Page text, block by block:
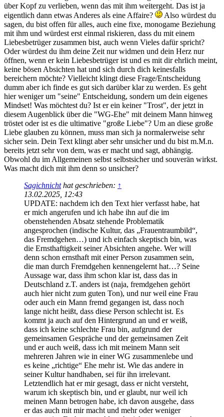
über Kopf zu verlieben, wenn das mit ihm weitergeht. Das ist ja
eigentlich dann etwas Anderes als eine Affaire?
Also würdest du
sagen, du bist offen für alles, auch eine fixe, monogame Beziehung
mit ihm und würdest erst einmal riskieren, dass du mit einem
Liebesbetrüger zusammen bist, auch wenn Vieles dafür spricht?
Oder würdest du ihm deine Zeit nur widmen und dein Herz nur
öffnen, wenn er kein Liebesbetrüger ist und es mit dir ehrlich meint,
keine bösen Absichten hat und sich durch dich keinesfalls
bereichern möchte? Vielleicht klingt diese Frage/Entscheidung
dumm aber ich finde es gut sich darüber klar zu werden. Es geht
hier weniger um "seine" Entscheidung, sondern um dein eigenes
Mindset! Was möchtest du? Ist er ein keiner "Trost", der jetzt in
diesem Augenblick über die "WG-Ehe" mit deinem Mann hinweg
tröstet oder ist es die ultimative "große Liebe"? Um an diese große
Liebe glauben zu können, muss man sich ja normalerweise sehr
sicher sein. Dein Text klingt aber sehr unsicher und du bist m.M.n.
bereits jetzt sehr von dem, was er macht und sagt, abhängig.
Obwohl du im Allgemeinen selbst selbstsicher und souverän wirkst.
Was macht dich mit ihm denn so unsicher?
Sagichnichthat geschrieben: ↑
13.02.2025, 12:43
UPDATE: nachdem ich den Text hier verfasst habe, hat
er mich angerufen und ich habe ihn auf die im
obenstehenden Absatz stehende Problematik
angesprochen (indische Kultur, das „Frauentraumbild“,
das Fremdgehen…) und ich einfach skeptisch bin, was
die Ernsthaftigkeit seiner Absichten angehe. Wer will
denn schon ernsthaft mit einer Person zusammen sein,
die man durch Fremdgehen kennengelernt hat…? Seine
Aussage war, dass ihm schon klar ist, dass das in
Deutschland z.T. anders ist (naja, fremdgehen gehört
auch hier nicht zum guten Ton), und nur weil eine Frau
oder auch ein Mann fremd gegangen ist, dass noch
lange nicht heißt, dass diese Person schlecht ist. Es
kommt ja auch auf den Hintergrund an und er weiß,
dass ich keine schlechte Frau bin, aufgrund der
gemeinsamen Gespräche und der gemeinsamen Zeit
und er auch weiß, dass ich mit meinem Mann seit
mehreren Jahren wie in einer WG zusammenlebe und
es keine „richtige“ Ehe mehr ist. Wie das andere in
seiner Kultur handhaben, sei für ihn irrelevant.
Letztendlich hat er mir gesagt, dass er nicht versteht,
warum ich skeptisch bin, und er glaubt, nur weil ich
meinen Mann betrogen habe, ich davon ausgehe, dass
er das auch mit mir macht und mehr oder weniger